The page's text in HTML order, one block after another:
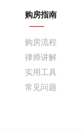
购房指南
购房流程
律师讲解
实用工具
常见问题